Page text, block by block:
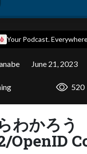
Your Podcast.
June 21, 2023
520
わかろう
OpenID